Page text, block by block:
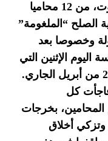
خولة “ناطحة” الممثلة دنيا بوطازوت، من 12 محاميا
الصلح “الملغومة”
وخصوصا بعد
الإثنين التي
كل
المحامين، بخرجات
وتزكي أخلاق